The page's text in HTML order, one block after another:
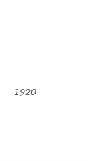
1920